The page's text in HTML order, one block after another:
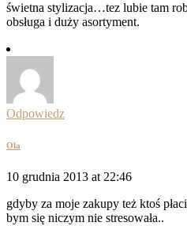
świetna stylizacja…tez lubie tam
obsługa i duży asortyment.
Odpowiedz
Ola
10 grudnia 2013 at 22:46
gdyby za moje zakupy też ktoś
bym się niczym nie stresowała..